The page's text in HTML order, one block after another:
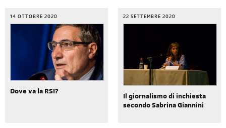
14 OTTOBRE 2020
Dove va la RSI?
22 SETTEMBRE 2020
Il giornalismo di inchiesta
secondo Sabrina Giannini